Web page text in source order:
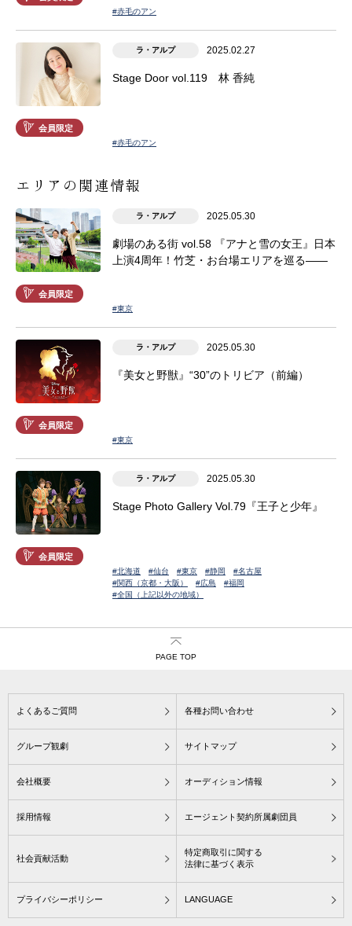
#赤毛のアン
会員限定
ラ・アルプ 2025.02.27
Stage Door vol.119 林 香純
#赤毛のアン
エリアの関連情報
会員限定
ラ・アルプ 2025.05.30
劇場のある街 vol.58 『アナと雪の女王』日本
上演4周年！竹芝・お台場エリアを巡る――
#東京
会員限定
ラ・アルプ 2025.05.30
『美女と野獣』“30”のトリビア（前編）
#東京
会員限定
ラ・アルプ 2025.05.30
Stage Photo Gallery Vol.79『王子と少年』
#北海道 #仙台 #東京 #静岡
#名古屋
#関西（京都・大阪）
#広島
#福岡
#全国（上記以外の地域）
PAGE TOP
よくあるご質問 各種お問い合わせ
グループ観劇 サイトマップ
会社概要 オーディション情報
採用情報 エージェント契約所属劇団員
社会貢献活動
特定商取引に関する
法律に基づく表示
プライバシーポリシー LANGUAGE